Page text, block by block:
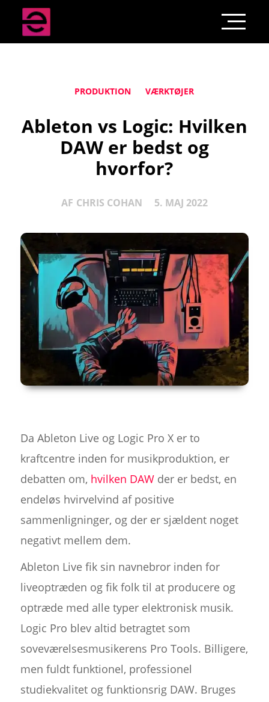
PRODUKTION VÆRKTØJER
Ableton vs Logic: Hvilken
DAW er bedst og
hvorfor?
AF CHRIS COHAN 5. MAJ 2022
Da Ableton Live og Logic Pro X er to
kraftcentre inden for musikproduktion, er
debatten om, hvilken DAWder er bedst, en
endeløs hvirvelvind af positive
sammenligninger, og der er sjældent noget
negativt mellem dem.
Ableton Live fik sin navnebror inden for
liveoptræden og fik folk til at producere og
optræde med alle typer elektronisk musik.
Logic Pro blev altid betragtet som
soveværelsesmusikerens Pro Tools. Billigere,
men fuldt funktionel, professionel
studiekvalitet og funktionsrig DAW. Bruges